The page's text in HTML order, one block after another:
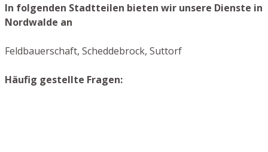
In folgenden Stadtteilen bieten wir unsere Dienste in
Nordwalde an
Feldbauerschaft, Scheddebrock, Suttorf
Häufig gestellte Fragen: